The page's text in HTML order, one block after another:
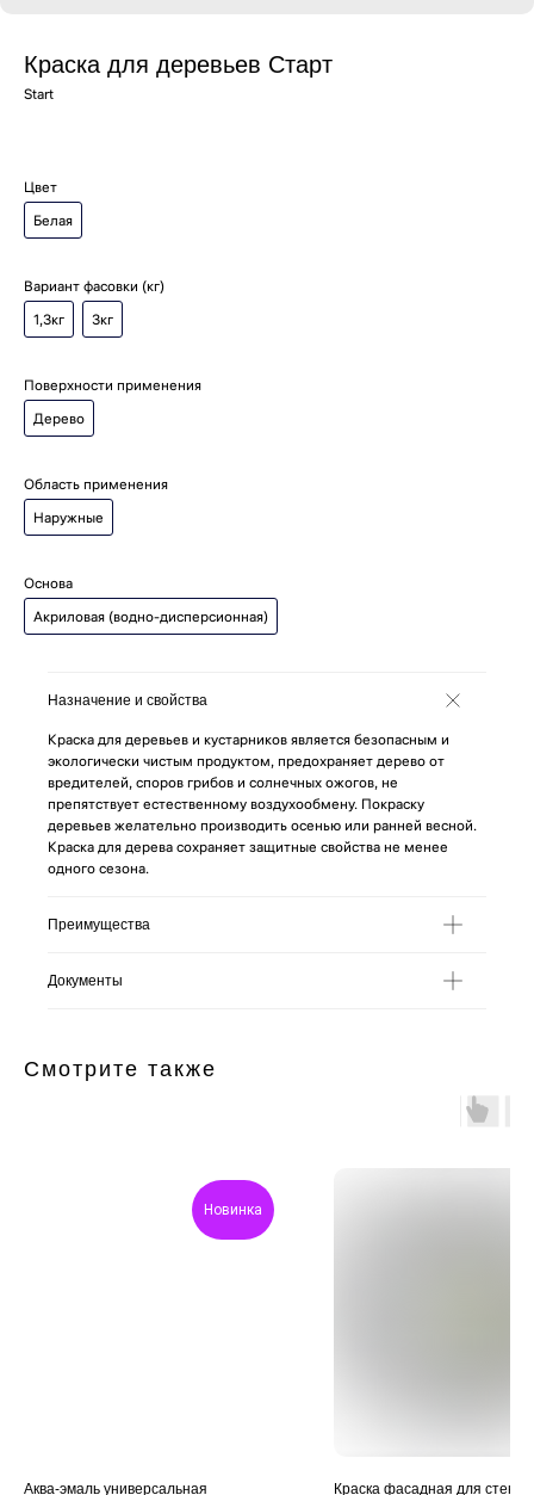
Краска для деревьев Старт
Start
Цвет
Белая
Вариант фасовки (кг)
1,3кг
3кг
Поверхности применения
Дерево
Область применения
Наружные
Основа
Акриловая (водно-дисперсионная)
Назначение и свойства
Краска для деревьев и кустарников является безопасным и
экологически чистым продуктом, предохраняет дерево от
вредителей, споров грибов и солнечных ожогов, не
препятствует естественному воздухообмену. Покраску
деревьев желательно производить осенью или ранней весной.
Краска для дерева сохраняет защитные свойства не менее
одного сезона.
Преимущества
Документы
Смотрите также
Новинка
Аква-эмаль универсальная Краска фасадная для стен и